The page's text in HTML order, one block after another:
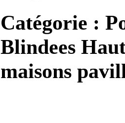
Catégorie :
Blindees
maisons